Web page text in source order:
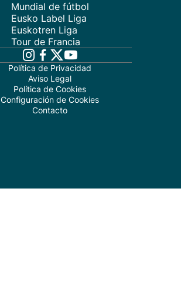
Mundial de fútbol
Eusko Label Liga
Euskotren Liga
Tour de Francia
Política de Privacidad
Aviso Legal
Política de Cookies
Configuración de Cookies
Contacto